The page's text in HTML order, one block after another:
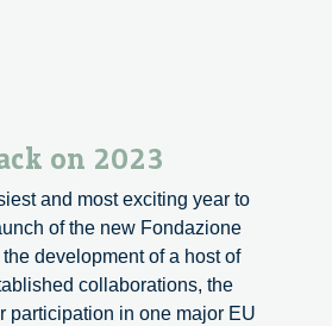
on 2023
and most exciting year to
of the new Fondazione
development of a host of
collaborations, the
participation in one major EU